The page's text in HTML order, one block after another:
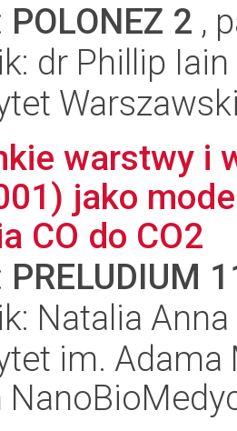
POLONEZ 2 ,
dr Phillip
warstwy i
jako
CO do CO2
PRELUDIUM
Natalia
im.